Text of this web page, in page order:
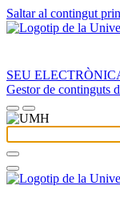
Saltar al contingut
SEU
Gestor de continguts